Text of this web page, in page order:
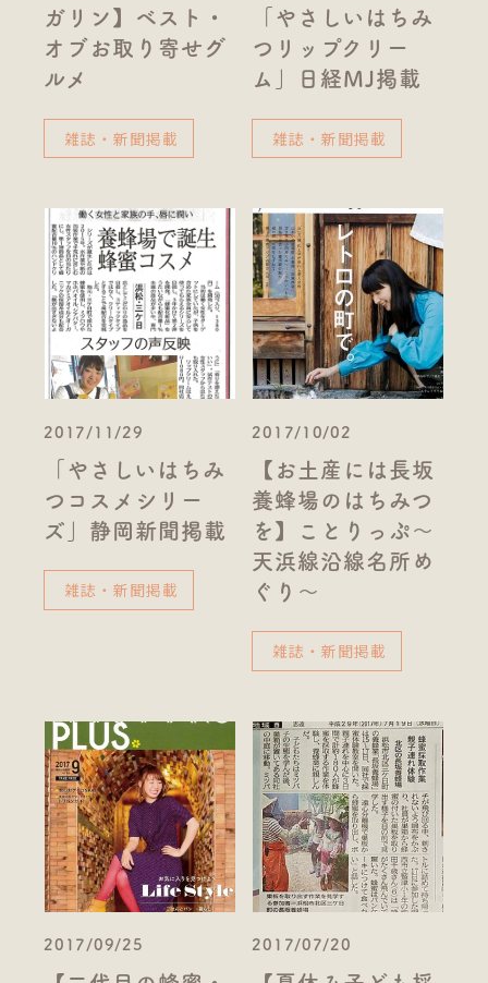
ガリン】ベスト・
オブお取り寄せグ
ルメ
雑誌・新聞掲載
「やさしいはちみ
つリップクリー
ム」日経MJ掲載
雑誌・新聞掲載
2017/11/29
「やさしいはちみ
つコスメシリー
ズ」静岡新聞掲載
雑誌・新聞掲載
2017/10/02
【お土産には長坂
養蜂場のはちみつ
を】ことりっぷ～
天浜線沿線名所め
ぐり～
雑誌・新聞掲載
2017/09/25 2017/07/20